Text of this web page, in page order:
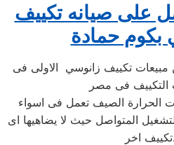
على صيانه تكييف
بكوم حمادة
مبيعات تكييف زانوسي الاولى فى
الحرارة الصيف تعمل فى اسواء
المتواصل حيث لا يضاهيها اى
تكييف اخر.